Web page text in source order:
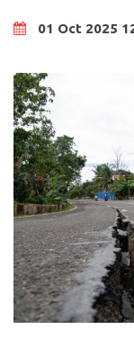
01 Oct 2025